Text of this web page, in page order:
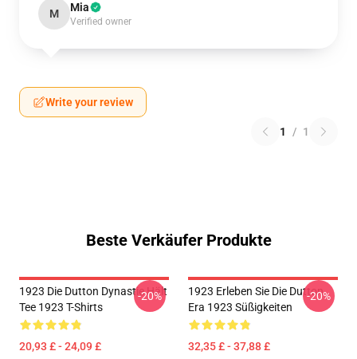
M Mia
Verified owner
Write your review
1 / 1
Beste Verkäufer Produkte
1923 Die Dutton Dynastie Hält
Tee 1923 T-Shirts
20,93 £ - 24,09 £
-20%
1923 Erleben Sie Die Dutton
Era 1923 Süßigkeiten
32,35 £ - 37,88 £
-20%